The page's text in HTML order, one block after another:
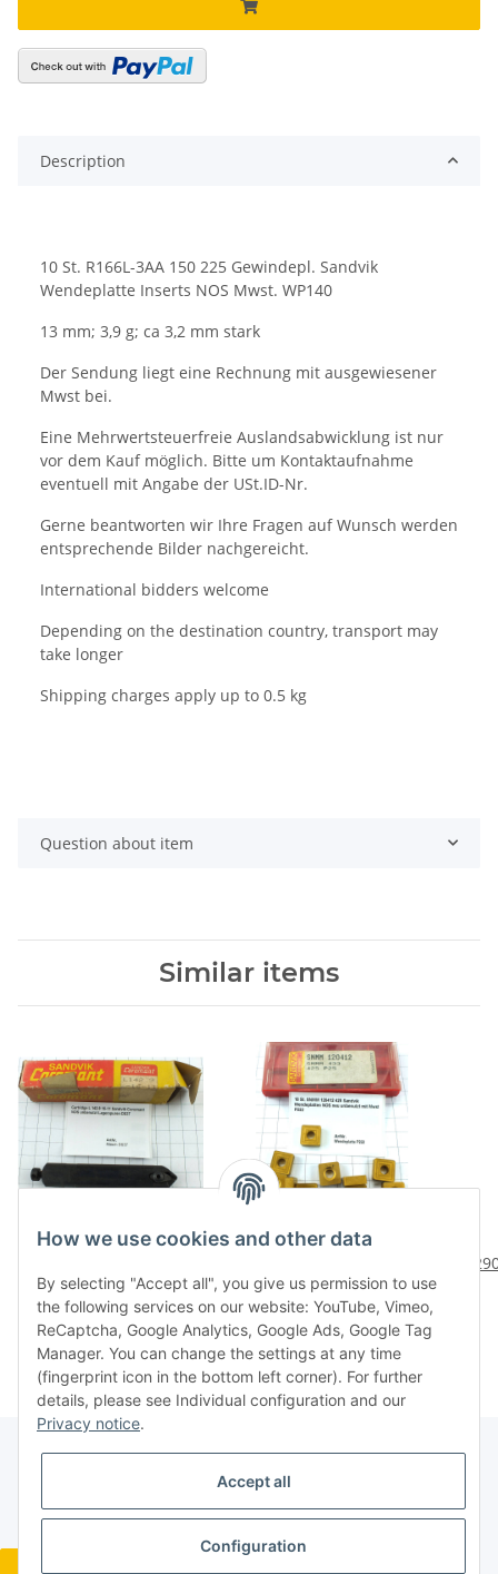
Description
10 St. R166L-3AA 150 225 Gewindepl. Sandvik
Wendeplatte Inserts NOS Mwst. WP140
13 mm; 3,9 g; ca 3,2 mm stark
Der Sendung liegt eine Rechnung mit ausgewiesener
Mwst bei.
Eine Mehrwertsteuerfreie Auslandsabwicklung ist nur
vor dem Kauf möglich. Bitte um Kontaktaufnahme
eventuell mit Angabe der USt.ID-Nr.
Gerne beantworten wir Ihre Fragen auf Wunsch werden
entsprechende Bilder nachgereicht.
International bidders welcome
Depending on the destination country, transport may
take longer
Shipping charges apply up to 0.5 kg
Question about item
Similar items
Cartridge L 142.9 16-11
unbenutzt Lagerspuren
DS37
26,80 €*
10 St. SNMM 120412 425
NOS neu unbenutzt mit
Mwst P222
29,76 €*
How we use cookies and other data
By selecting "Accept all", you give us permission to use
the following services on our website: YouTube, Vimeo,
ReCaptcha, Google Analytics, Google Ads, Google Tag
Manager. You can change the settings at any time
(fingerprint icon in the bottom left corner). For further
details, please see Individual configuration and our
Privacy notice.
Accept all
Configuration